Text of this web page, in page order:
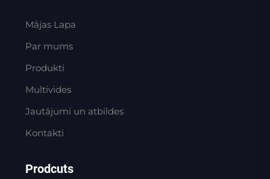
Mājas Lapa
Par mums
Produkti
Multivides
Jautājumi un atbildes
Kontakti
Prodcuts